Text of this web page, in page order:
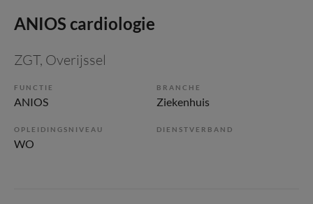
ANIOS cardiologie
ZGT, Overijssel
FUNCTIE
ANIOS
BRANCHE
Ziekenhuis
OPLEIDINGSNIVEAU
WO
DIENSTVERBAND